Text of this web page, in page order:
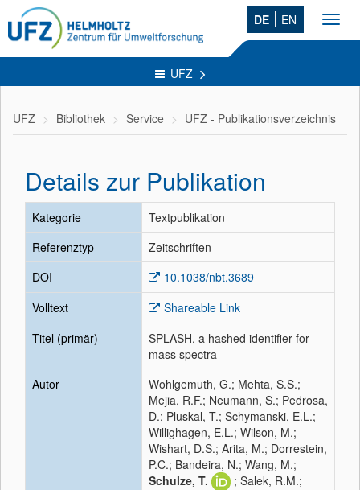
DE EN
UFZ
UFZ Bibliothek Service UFZ - Publikationsverzeichnis
Details zur Publikation
Kategorie
Textpublikation
Referenztyp
Zeitschriften
DOI
10.1038/nbt.3689
Volltext
Shareable Link
Titel (primär)
SPLASH, a hashed identifier for
mass spectra
Autor
Wohlgemuth, G.; Mehta, S.S.;
Mejia, R.F.; Neumann, S.; Pedrosa,
D.; Pluskal, T.; Schymanski, E.L.;
Willighagen, E.L.; Wilson, M.;
Wishart, D.S.; Arita, M.; Dorrestein,
P.C.; Bandeira, N.; Wang, M.;
Schulze, T.
; Salek, R.M.;